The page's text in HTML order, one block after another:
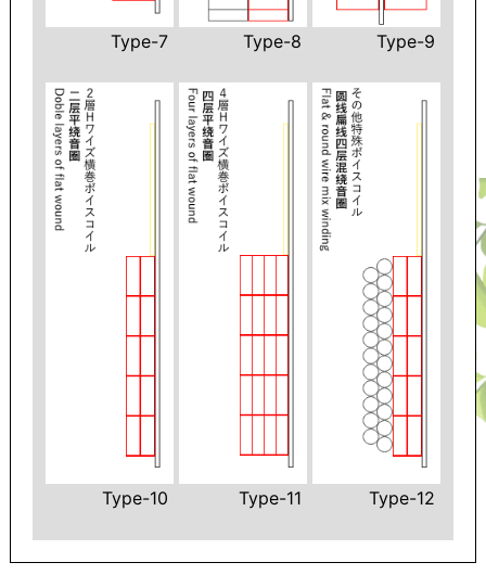
Type-7 Type-8 Type-9
Type-10 Type-11 Type-12